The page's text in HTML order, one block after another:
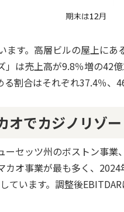
す。高層ビルの屋上にあ
は売上高が9.8％増の42
割合はそれぞれ37.4％、
オでカジノリゾー
セッツ州のボストン事業
カオ事業が最も多く、
ています。調整後